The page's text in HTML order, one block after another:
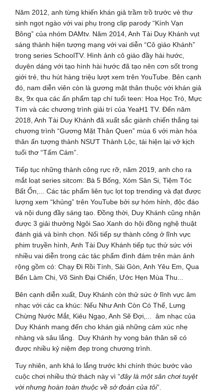
Năm 2012, anh từng khiến khán giả trầm trồ trước vẻ thư
sinh ngọt ngào với vai phụ trong clip parody “Kính Vạn
Bông” của nhóm DAMtv. Năm 2014, Anh Tài Duy Khánh vụt
sáng thành hiện tượng mạng với vai diễn “Cô giáo Khánh”
trong series SchoolTV. Hình ảnh cô giáo đầy hài hước,
duyên dáng với tạo hình hài hước đã tạo nên cơn sốt trong
giới trẻ, thu hút hàng triệu lượt xem trên YouTube. Bên cạnh
đó, nam diễn viên còn là gương mặt thân thuộc với khán giả
8x, 9x qua các ấn phẩm tạp chí tuổi teen: Hoa Học Trò, Mực
Tím và các chương trình giải trí của YeaH1 TV. Đến năm
2018, Anh Tài Duy Khánh đã xuất sắc giành chiến thắng tại
chương trình “Gương Mặt Thân Quen” mùa 6 với màn hóa
thân ấn tượng thành NSƯT Thành Lộc, tái hiện lại vở kịch
tuổi thơ “Tấm Cám”.
Tiếp tục những thành công rực rỡ, năm 2019, anh cho ra
mắt loạt series sitcom: Bà 5 Bống, Xóm Sân Si, Tiệm Tóc
Bất Ổn,... Các tác phẩm liên tục lọt top trending và đạt được
lượng xem “khủng” trên YouTube bởi sự hóm hỉnh, độc đáo
và nội dung đầy sáng tạo. Đồng thời, Duy Khánh cũng nhận
được 3 giải thưởng Ngôi Sao Xanh do hội đồng nghệ thuật
đánh giá và bình chọn. Nối tiếp sự thành công ở lĩnh vực
phim truyền hình, Anh Tài Duy Khánh tiếp tục thử sức với
nhiều vai diễn trong các tác phẩm đình đám trên màn ảnh
rộng gồm có: Chạy Đi Rồi Tính, Sài Gòn, Anh Yêu Em, Qua
Bển Làm Chi, Võ Sinh Đại Chiến, Ước Hẹn Mùa Thu...
Bên cạnh diễn xuất, Duy Khánh còn thử sức ở lĩnh vực âm
nhạc với các ca khúc: Nếu Như Anh Còn Có Thể, Lưng
Chừng Nước Mắt, Kiêu Ngạo, Anh Sẽ Đợi,... âm nhạc của
Duy Khánh mang đến cho khán giả những cảm xúc nhẹ
nhàng và sâu lắng. Duy Khánh hy vọng bản thân sẽ có
được nhiều kỷ niệm đẹp trong chương trình.
Tuy nhiên, anh khá lo lắng trước khi chính thức bước vào
cuộc chơi nhiều thử thách này vì “đây là một sân chơi tuyệt
vời nhưng hoàn toàn thuộc về sở đoản của tôi”.